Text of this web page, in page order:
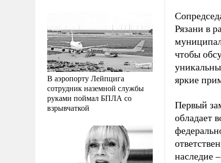
В аэропорту Лейпцига
сотрудник наземной службы
руками поймал БПЛА со
взрывчаткой
Рязани в
чтобы
яркие
Первый
обладает
наследие